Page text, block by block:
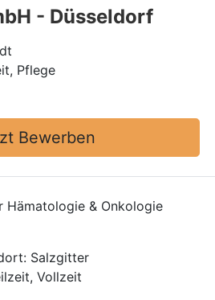
- Düsseldorf
Pflege
Bewerben
Hämatologie & Onkologie
Salzgitter
Vollzeit